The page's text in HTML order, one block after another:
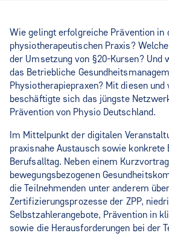
Wie gelingt erfolgreiche Prävention in
physiotherapeutischen Praxis?
der Umsetzung von §20-Kursen? Und
das Betriebliche
Physiotherapiepraxen? Mit diesen und
beschäftigte sich das jüngste
Prävention von Physio Deutschland.
Im Mittelpunkt der digitalen
praxisnahe Austausch sowie konkrete
Berufsalltag. Neben einem
bewegungsbezogenen
die Teilnehmenden unter anderem über
Zertifizierungsprozesse der ZPP,
Selbstzahlerangebote, Prävention in
sowie die Herausforderungen bei der